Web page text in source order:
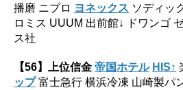
播磨 ニプロ ヨネックス ソディッ
ロミス UUUM 出前館↓ ドワンゴ
ス社
【56】 上位信金 帝国ホテル HIS↑
ップ富士急行 横浜冷凍 山崎製パ